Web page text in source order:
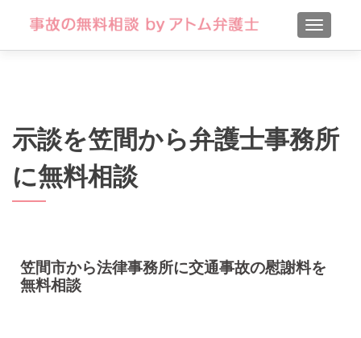
示談を笠間から弁護士事務所
に無料相談
笠間市から法律事務所に交通事故の慰謝料を
無料相談